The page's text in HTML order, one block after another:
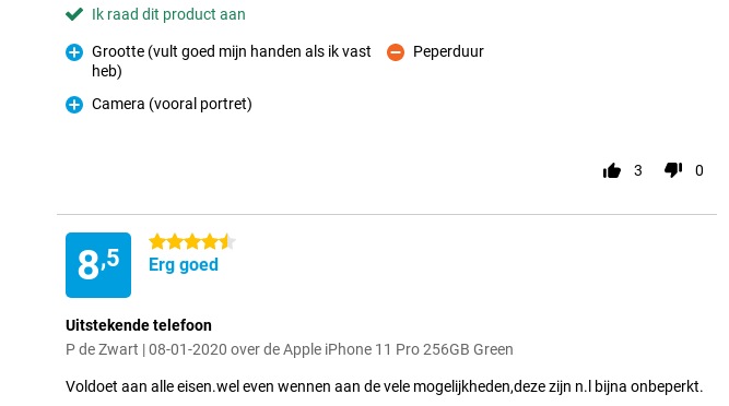
Ik raad dit product aan
Pluspunt
Grootte (vult goed mijn handen als ik vast
heb)
Pluspunt
Camera (vooral portret)
Minpunt
Peperduur
3 0
8,5
4.5 sterren
Erg goed
Uitstekende telefoon
P de Zwart | 08-01-2020 over de Apple iPhone 11 Pro 256GB Green
Voldoet aan alle eisen.wel even wennen aan de vele mogelijkheden,deze zijn n.l bijna onbeperkt.